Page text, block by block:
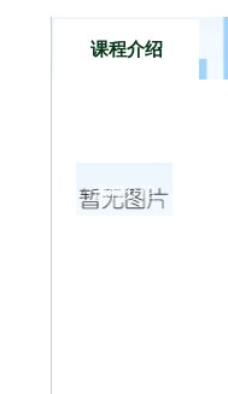
课程介绍
课程介绍